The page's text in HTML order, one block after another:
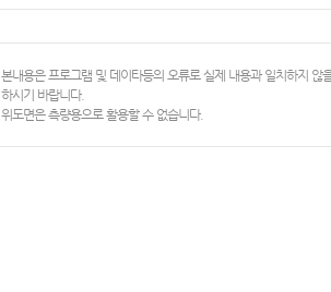
본내용은 프로그램 및 데이타등의 오류로 실제 내용과 일치하지
하시기 바랍니다.
위도면은 측량용으로 활용할 수 없습니다.